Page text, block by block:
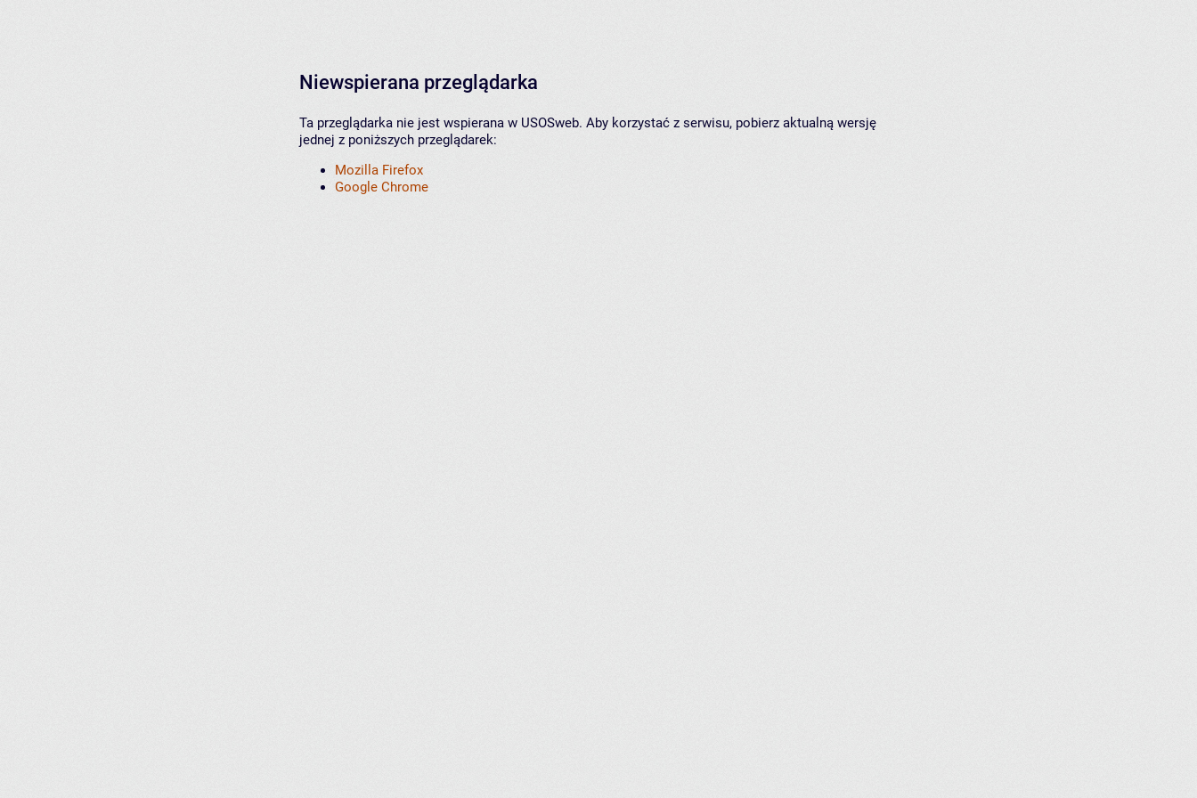
Niewspierana przeglądarka
Ta przeglądarka nie jest wspierana w USOSweb. Aby korzystać z serwisu, pobierz aktualną wersję
jednej z poniższych przeglądarek:
Mozilla Firefox
Google Chrome